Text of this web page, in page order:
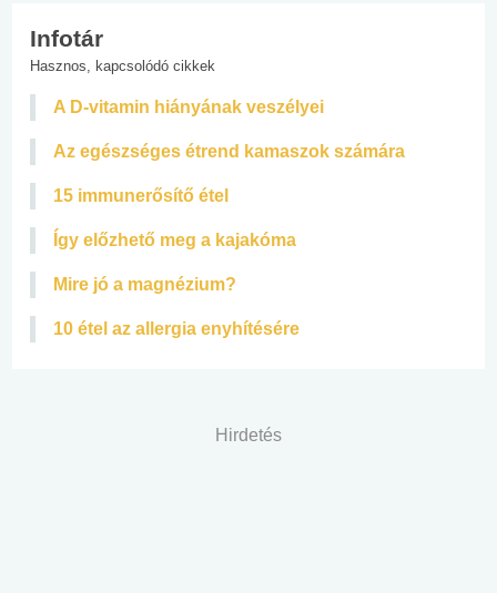
Infotár
Hasznos, kapcsolódó cikkek
A D-vitamin hiányának veszélyei
Az egészséges étrend kamaszok számára
15 immunerősítő étel
Így előzhető meg a kajakóma
Mire jó a magnézium?
10 étel az allergia enyhítésére
Hirdetés